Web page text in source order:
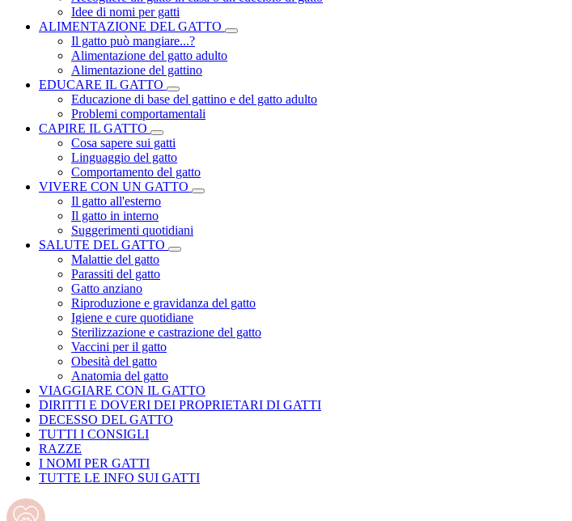
Idee di nomi per gatti
ALIMENTAZIONE DEL GATTO
Il gatto può mangiare...?
Alimentazione del gatto adulto
Alimentazione del gattino
EDUCARE IL GATTO
Educazione di base del gattino e del gatto adulto
Problemi comportamentali
CAPIRE IL GATTO
Cosa sapere sui gatti
Linguaggio del gatto
Comportamento del gatto
VIVERE CON UN GATTO
Il gatto all'esterno
Il gatto in interno
Suggerimenti quotidiani
SALUTE DEL GATTO
Malattie del gatto
Parassiti del gatto
Gatto anziano
Riproduzione e gravidanza del gatto
Igiene e cure quotidiane
Sterilizzazione e castrazione del gatto
Vaccini per il gatto
Obesità del gatto
Anatomia del gatto
VIAGGIARE CON IL GATTO
DIRITTI E DOVERI DEI PROPRIETARI DI GATTI
DECESSO DEL GATTO
TUTTI I CONSIGLI
RAZZE
I NOMI PER GATTI
TUTTE LE INFO SUI GATTI